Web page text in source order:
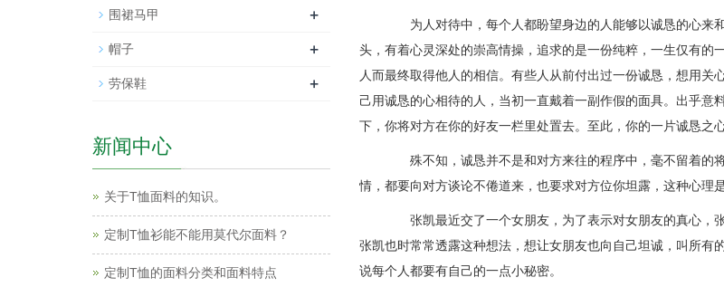
为人对待中，每个人都盼望身边的人能够以诚恳的心来
头，有着心灵深处的崇高情操，追求的是一份纯粹，一生仅有
人而最终取得他人的相信。有些人从前付出过一份诚恳，想用
己用诚恳的心相待的人，当初一直戴着一副作假的面具。出乎
下，你将对方在你的好友一栏里处置去。至此，你的一片诚恳之
殊不知，诚恳并不是和对方来往的程序中，毫不留着的
情，都要向对方谈论不倦道来，也要求对方位你坦露，这种心理
张凯最近交了一个女朋友，为了表示对女朋友的真心，
张凯也时常常透露这种想法，想让女朋友也向自己坦诚，叫所
说每个人都要有自己的一点小秘密。
+
围裙马甲
+
帽子
+
劳保鞋
新闻中心
关于T恤面料的知识。
定制T恤衫能不能用莫代尔面料？
定制T恤的面料分类和面料特点